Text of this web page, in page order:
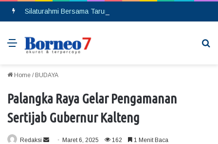
Menu
Home / BUDAYA
Palangka Raya Gelar Pengamanan
Sertijab Gubernur Kalteng
Redaksi Maret 6, 2025 162 1 Menit Baca